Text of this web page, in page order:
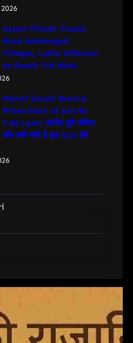
Assam Floods Visuals
Show Submerged
Villages, Lakhs Affected
as Death Toll Rises
Maruti Suzuki Brezza
Prices Start at Just Rs
7.40 Lakh: जानिए पूरी कीमत
और क्यों मची है इस SUV की